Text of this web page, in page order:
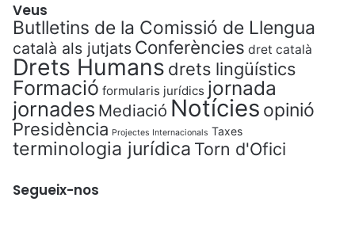
Veus
Butlletins de la Comissió de Llengua
català als jutjats Conferències dret català
Drets Humans drets lingüístics
Formació formularis jurídics jornada
jornades Mediació Notícies opinió
Presidència Projectes Internacionals Taxes
terminologia jurídica Torn d'Ofici
Segueix-nos